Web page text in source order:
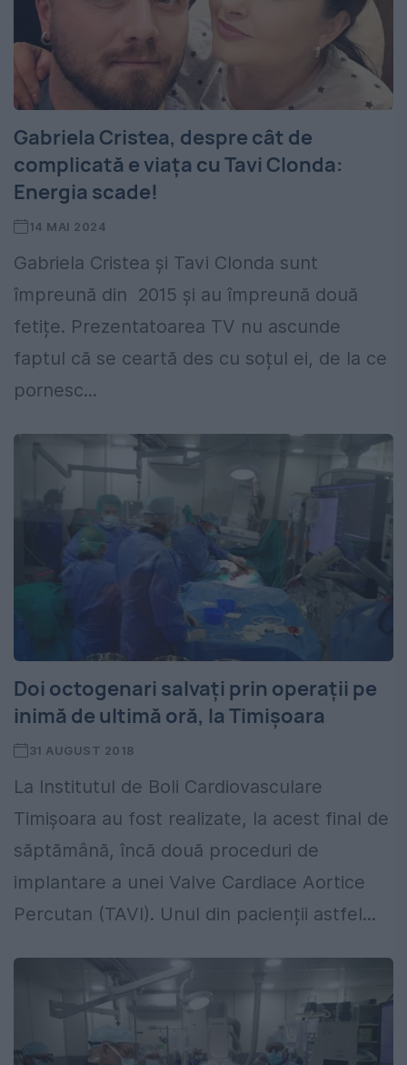
Gabriela Cristea, despre cât de
complicată e viața cu Tavi Clonda:
Energia scade!
14 MAI 2024
Gabriela Cristea și Tavi Clonda sunt
împreună din 2015 și au împreună două
fetițe. Prezentatoarea TV nu ascunde
faptul că se ceartă des cu soțul ei, de la ce
pornesc...
Doi octogenari salvați prin operații pe
inimă de ultimă oră, la Timișoara
31 AUGUST 2018
La Institutul de Boli Cardiovasculare
Timișoara au fost realizate, la acest final de
săptămână, încă două proceduri de
implantare a unei Valve Cardiace Aortice
Percutan (TAVI). Unul din pacienții astfel...